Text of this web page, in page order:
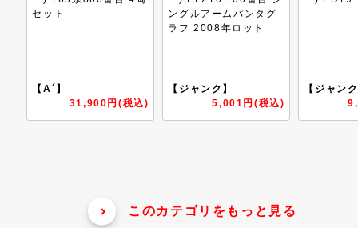
ングルアームパンタグ
【ジャンク】
5,001円(税込)
【ジャンク】
9,001円(税込)
【A】
このカテゴリをもっと見る